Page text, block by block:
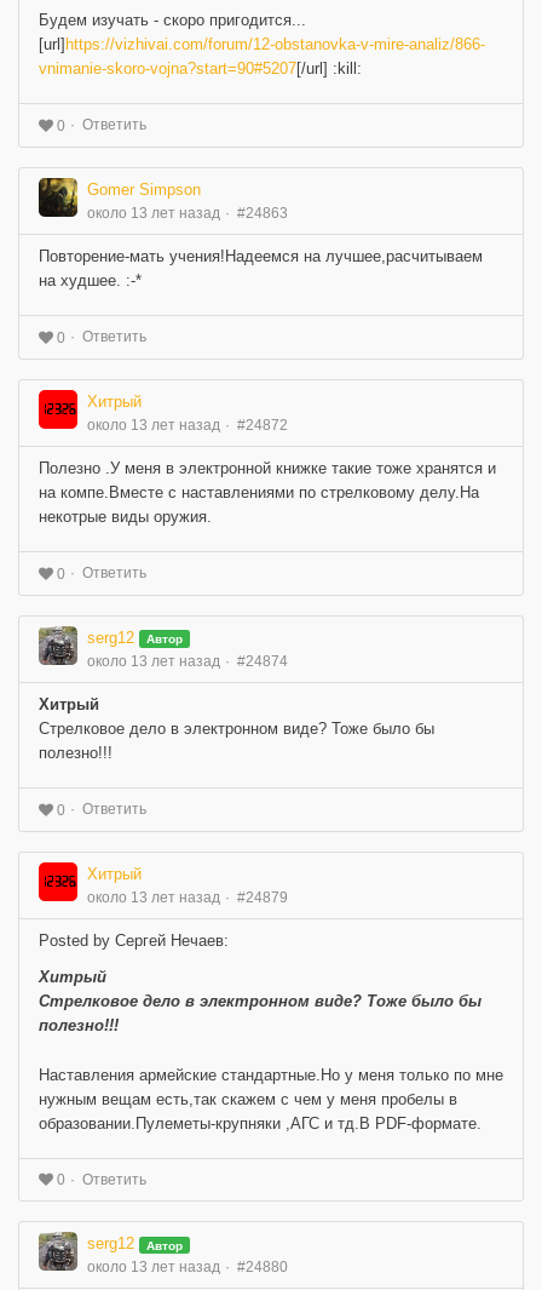
Будем изучать - скоро пригодится...
[url] https://vizhivai.com/forum/12-obstanovka-v-mire-analiz/866-
vnimanie-skoro-vojna?start=90#5207[/url] :kill:
0 Ответить
Gomer Simpson
около 13 лет назад #24863
Повторение-мать учения!Надеемся на лучшее,расчитываем
на худшее. :-*
0 Ответить
Хитрый
около 13 лет назад #24872
Полезно .У меня в электронной книжке такие тоже хранятся и
на компе.Вместе с наставлениями по стрелковому делу.На
некотрые виды оружия.
0 Ответить
serg12 Автор
около 13 лет назад #24874
Хитрый
Стрелковое дело в электронном виде? Тоже было бы
полезно!!!
0 Ответить
Хитрый
около 13 лет назад #24879
Posted by Сергей Нечаев:
Хитрый
Стрелковое дело в электронном виде? Тоже было бы
полезно!!!
Наставления армейские стандартные.Но у меня только по мне
нужным вещам есть,так скажем с чем у меня пробелы в
образовании.Пулеметы-крупняки ,АГС и тд.В PDF-формате.
0 Ответить
serg12 Автор
около 13 лет назад #24880